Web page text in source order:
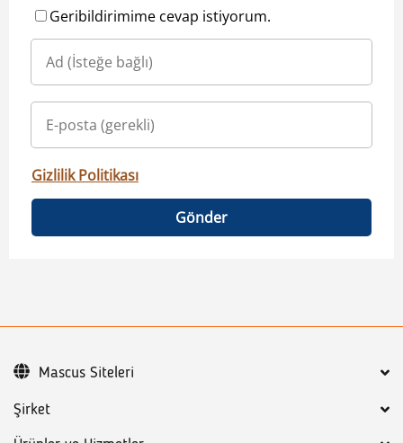
Geribildirimime cevap istiyorum.
Gizlilik Politikası
Gönder
Şirket
Mascus Siteleri